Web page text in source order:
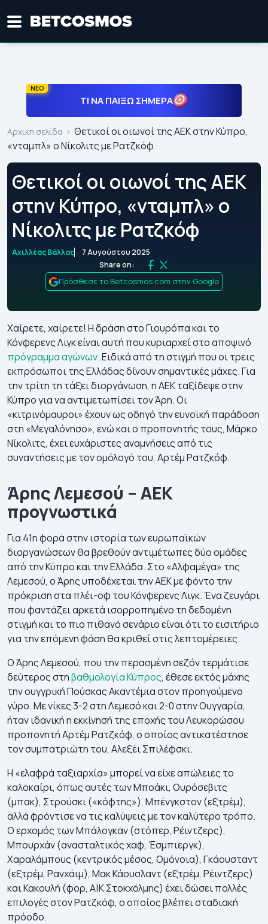
ΝΕΟ
ΤΙ ΝΑ ΠΑΊΞΩ ΣΉΜΕΡΑ
Αρχική σελίδα
Θετικοί οι οιωνοί της ΑΕΚ στην Κύπρο,
«νταμπλ» ο Νίκολιτς με Ρατζκόφ
Θετικοί οι οιωνοί της ΑΕΚ
στην Κύπρο, «νταμπλ» ο
Νίκολιτς με Ρατζκόφ
Αχιλλέας Βάλλας
7 Αυγούστου 2025
Share on:
Πρόσθεσε το Betcosmos.com στην Google
Χαίρετε, χαίρετε! Η δράση στο Γιουρόπα και το
Κόνφερενς Λιγκ είναι αυτή που κυριαρχεί στο αποψινό
πρόγραμμα αγώνων. Ειδικά από τη στιγμή που οι τρεις
εκπρόσωποι της Ελλάδας δίνουν σημαντικές μάχες. Για
την τρίτη τη τάξει διοργάνωση, η ΑΕΚ ταξίδεψε στην
Κύπρο για να αντιμετωπίσει τον Άρη. Οι
«κιτρινόμαυροι» έχουν ως οδηγό την ευνοϊκή παράδοση
στη «Μεγαλόνησο», ενώ και ο προπονητής τους, Μάρκο
Νίκολιτς, έχει ευχάριστες αναμνήσεις από τις
συναντήσεις με τον ομόλογό του, Αρτέμ Ρατζκόφ.
Άρης Λεμεσού – ΑΕΚ
προγνωστικά
Για 41η φορά στην ιστορία των ευρωπαϊκών
διοργανώσεων θα βρεθούν αντιμέτωπες δύο ομάδες
από την Κύπρο και την Ελλάδα. Στο «Αλφαμέγα» της
Λεμεσού, ο Άρης υποδέχεται την ΑΕΚ με φόντο την
πρόκριση στα πλέι-οφ του Κόνφερενς Λιγκ. Ένα ζευγάρι
που φαντάζει αρκετά ισορροπημένο τη δεδομένη
στιγμή και το πιο πιθανό σενάριο είναι ότι το εισιτήριο
για την επόμενη φάση θα κριθεί στις λεπτομέρειες.
Ο Άρης Λεμεσού, που την περασμένη σεζόν τερμάτισε
δεύτερος στηβαθμολογία Κύπρος, έθεσε εκτός μάχης
την ουγγρική Πούσκας Ακαντέμια στον προηγούμενο
γύρο. Με νίκες 3-2 στη Λεμεσό και 2-0 στην Ουγγαρία,
ήταν ιδανική η εκκίνησή της εποχής του Λευκορώσου
προπονητή Αρτέμ Ρατζκόφ, ο οποίος αντικατέστησε
τον συμπατριώτη του, Αλεξέι Σπιλέφσκι.
H «ελαφρά ταξιαρχία» μπορεί να είχε απώλειες το
καλοκαίρι, όπως αυτές των Μποάκι, Ουρόσεβιτς
(μπακ), Στρούσκι («κόφτης»), Μπένγκστον (εξτρέμ),
αλλά φρόντισε να τις καλύψεις με τον καλύτερο τρόπο.
Ο ερχομός των Μπάλογκαν (στόπερ, Ρέιντζερς),
Μπουρχάν (ανασταλτικός χαφ, Έσμπιεργκ),
Χαραλάμπους (κεντρικός μέσος, Ομόνοια), Γκάουσταντ
(εξτρέμ, Ρανχάιμ), Μακ Κάουσλαντ (εξτρέμ, Ρέιντζερς)
και Κακουλή (φορ, ΑΪΚ Στοκχόλμης) έχει δώσει πολλές
επιλογές στον Ρατζκόφ, ο οποίος βλέπει σταδιακή
πρόοδο.